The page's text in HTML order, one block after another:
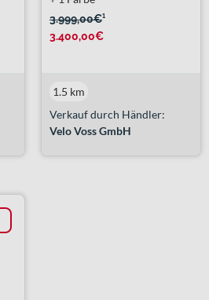
3.999,00€¹
3.400,00€
Verkauf durch Händler:
Velo Voss GmbH
1.5 km